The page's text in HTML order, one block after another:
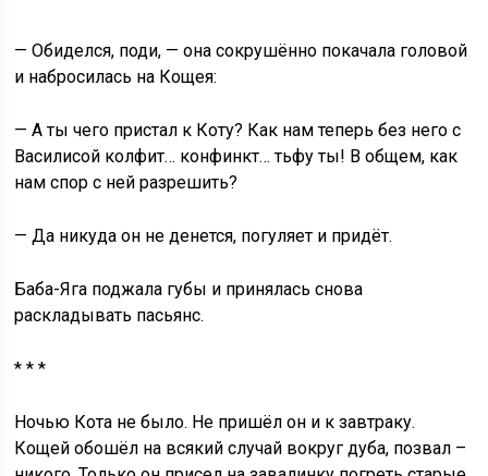
— Обиделся, поди, — она сокрушённо покачала головой
и набросилась на Кощея:
— А ты чего пристал к Коту? Как нам теперь без него с
Василисой колфит… конфинкт… тьфу ты! В общем, как
нам спор с ней разрешить?
— Да никуда он не денется, погуляет и придёт.
Баба-Яга поджала губы и принялась снова
раскладывать пасьянс.
* * *
Ночью Кота не было. Не пришёл он и к завтраку.
Кощей обошёл на всякий случай вокруг дуба, позвал –